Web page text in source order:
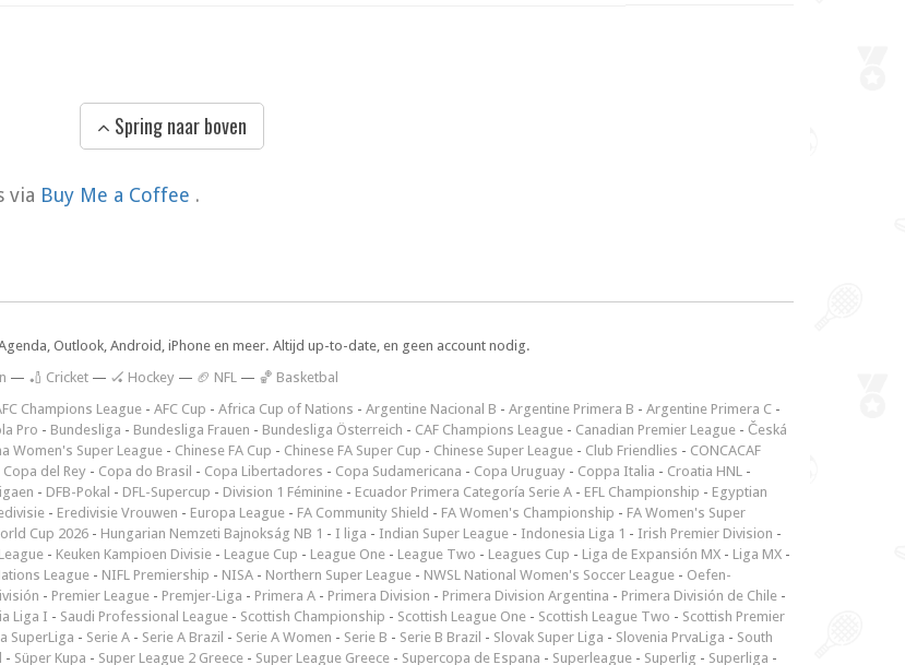
Spring naar boven
via Buy Me a Coffee .
Outlook, Android, iPhone en meer. Altijd up-to-date, en geen account nodig.
— 🏏 Cricket — 🏑 Hockey — 🏈 NFL — 🏀 Basketbal
Champions League - AFC Cup - Africa Cup of Nations - Argentine Nacional B - Argentine Primera B - Argentine Primera C -
Pro - Bundesliga - Bundesliga Frauen - Bundesliga Österreich - CAF Champions League - Canadian Premier League - Česká
Women's Super League - Chinese FA Cup - Chinese FA Super Cup - Chinese Super League - Club Friendlies - CONCACAF
Copa del Rey - Copa do Brasil - Copa Libertadores - Copa Sudamericana - Copa Uruguay - Coppa Italia - Croatia HNL -
- DFB-Pokal - DFL-Supercup - Division 1 Féminine - Ecuador Primera Categoría Serie A - EFL Championship - Egyptian
- Eredivisie Vrouwen - Europa League - FA Community Shield - FA Women's Championship - FA Women's Super
Cup 2026 - Hungarian Nemzeti Bajnokság NB 1 - I liga - Indian Super League - Indonesia Liga 1 - Irish Premier Division -
- Keuken Kampioen Divisie - League Cup - League One - League Two - Leagues Cup - Liga de Expansión MX - Liga MX -
League - NIFL Premiership - NISA - Northern Super League - NWSL National Women's Soccer League - Oefen-
- Premier League - Premjer-Liga - Primera A - Primera Division - Primera Division Argentina - Primera División de Chile -
Liga I - Saudi Professional League - Scottish Championship - Scottish League One - Scottish League Two - Scottish Premier
SuperLiga - Serie A - Serie A Brazil - Serie A Women - Serie B - Serie B Brazil - Slovak Super Liga - Slovenia PrvaLiga - South
- Süper Kupa - Super League 2 Greece - Super League Greece - Supercopa de Espana - Superleague - Superlig - Superliga -